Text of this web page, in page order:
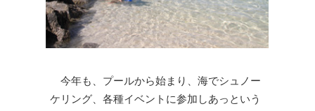
今年も、プールから始まり、海でシュノー
ケリング、各種イベントに参加しあっという